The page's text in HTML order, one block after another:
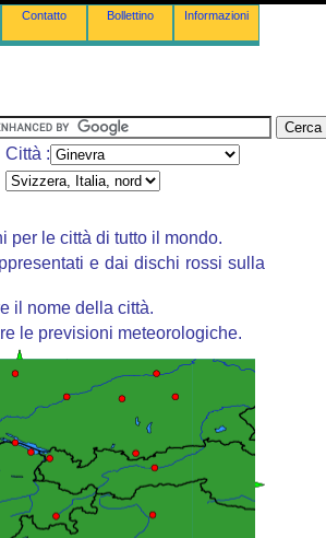
Contatto Bollettino Informazioni
Città :
per le città di tutto il mondo.
e dai dischi rossi sulla
il nome della città.
le previsioni meteorologiche.